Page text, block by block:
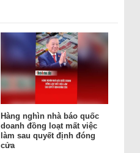
Hàng nghìn nhà báo quốc
doanh đồng loạt mất việc
làm sau quyết định đóng
cửa